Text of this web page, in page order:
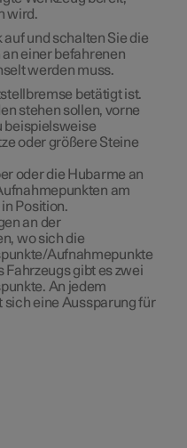
wird.
und schalten Sie die
einer befahrenen
werden muss.
betätigt ist.
stehen sollen, vorne
beispielsweise
oder größere Steine
oder die Hubarme an
am
Position.
an der
wo sich die
Aufnahmepunkte
Fahrzeugs gibt es zwei
An jedem
sich eine Aussparung für